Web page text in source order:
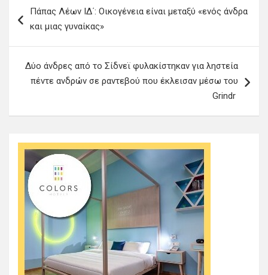
σ
Πάπας Λέων ΙΔ΄: Oικογένεια είναι μεταξύ «ενός άνδρα
και μιας γυναίκας»
Δύο άνδρες από το Σίδνεϊ φυλακίστηκαν για ληστεία
πέντε ανδρών σε ραντεβού που έκλεισαν μέσω του
Grindr